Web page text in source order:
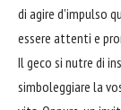
di agire d'impulso
essere attenti e
Il geco si nutre di
simboleggiare la